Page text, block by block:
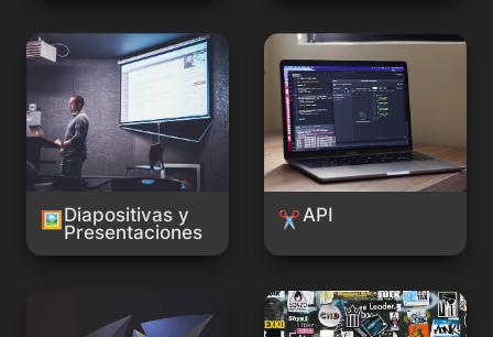
Diapositivas y
Presentaciones
🖼️ Diapositivas y
Presentaciones
API
✂️ API
Logos